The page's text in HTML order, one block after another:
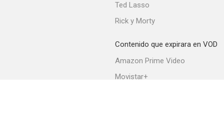
Ted Lasso
Rick y Morty
Contenido que expirara en VOD
Amazon Prime Video
Movistar+